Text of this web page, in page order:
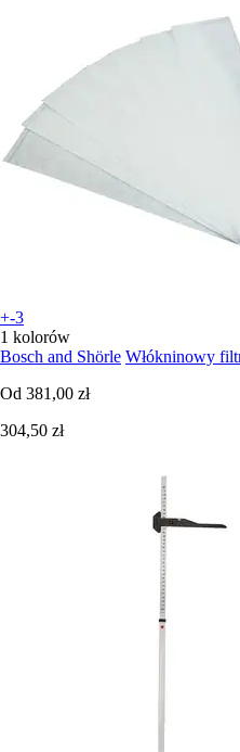
+-3
1 kolorów
Bosch and Shörle Włókninowy
Od 381,00 zł
304,50 zł